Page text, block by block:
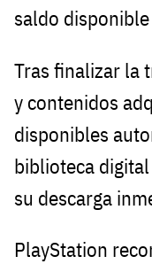
saldo
Tras finalizar la
y contenidos
disponibles
biblioteca
su descarga
PlayStation